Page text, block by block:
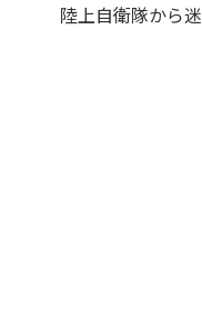
陸上自衛隊から